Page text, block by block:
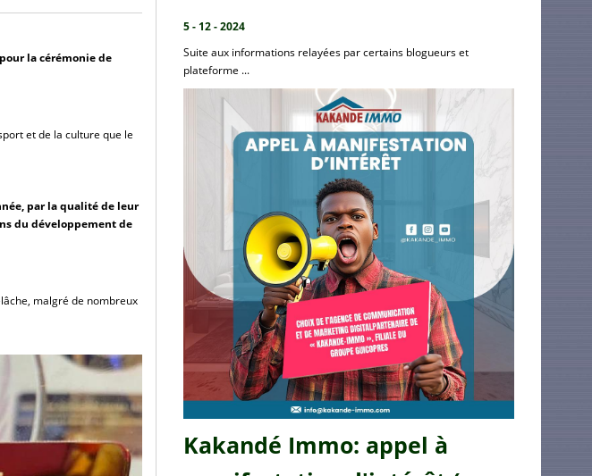
la cérémonie de
et de la culture que le
par la qualité de leur
du développement de
malgré de nombreux
5 - 12 - 2024
Suite aux informations relayées par certains blogueurs et
plateforme ...
Kakandé Immo: appel à